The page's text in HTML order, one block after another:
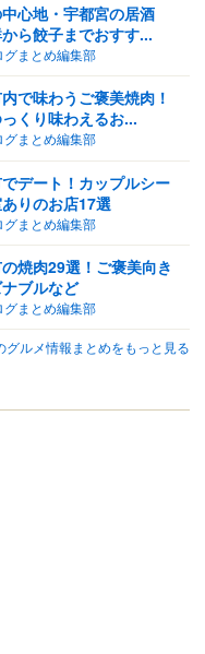
心地・宇都宮の居酒
ら餃子までおすす...
グまとめ編集部
で味わうご褒美焼肉！
くり味わえるお...
グまとめ編集部
デート！カップルシー
ありのお店17選
グまとめ編集部
焼肉29選！ご褒美向き
ブルなど
グまとめ編集部
グルメ情報まとめをもっと見る